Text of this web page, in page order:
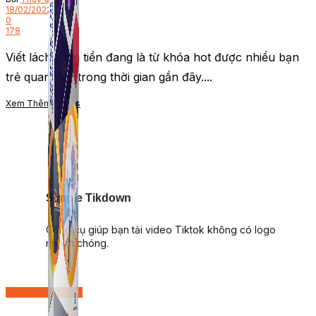
Simple Tikdown
Công cụ giúp bạn tải video Tiktok không có logo
nhanh chóng.
18/02/2022
0
178
Viết lách kiếm tiền đang là từ khóa hot được nhiều bạn
trẻ quan tâm trong thời gian gần đây....
Xem ThêmDetails
Content Marketing